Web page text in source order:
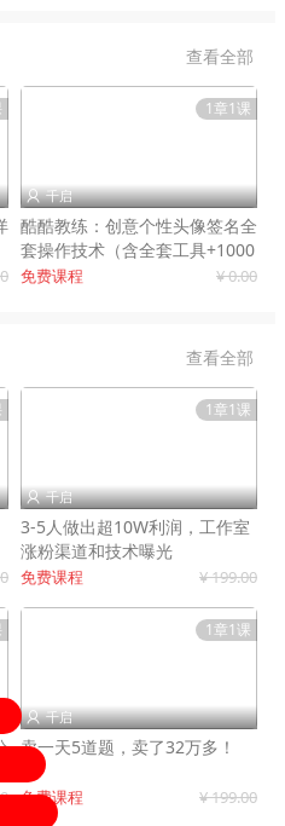
查看全部
1章1课
 千启
酷酷教练：创意个性头像签名全
套操作技术（含全套工具+1000
套模板）
免费课程 ¥ 0.00
查看全部
1章1课
 千启
3-5人做出超10W利润，工作室
涨粉渠道和技术曝光
免费课程 ¥ 199.00
1章1课
 千启
卖一天5道题，卖了32万多！
免费课程 ¥ 199.00